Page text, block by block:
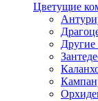
Цветущие